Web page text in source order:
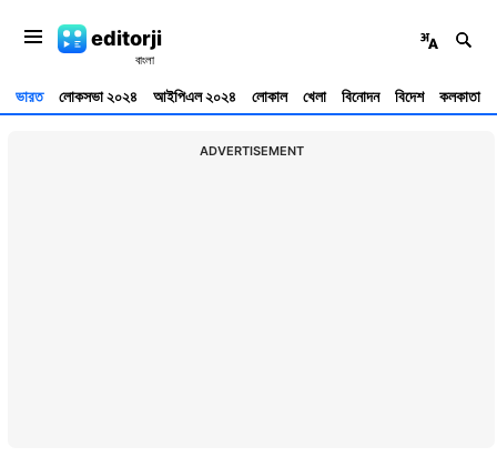
editorji
ভারত লোকসভা ২০২৪ আইপিএল ২০২৪ লোকাল খেলা বিনোদন বিদেশ কলকাতা
ADVERTISEMENT